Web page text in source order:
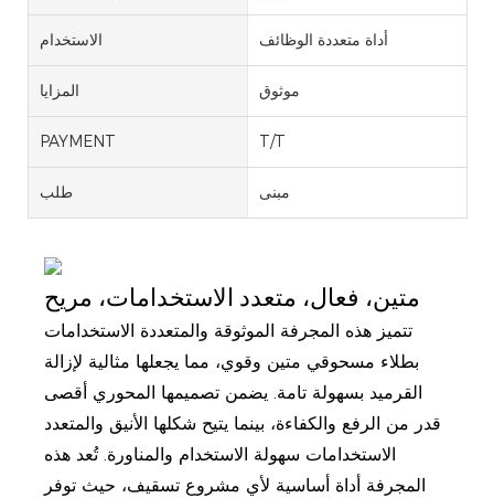
الاستخدام أداة متعددة الوظائف
المزايا موثوق
PAYMENT T/T
طلب مبنى
متين، فعال، متعدد الاستخدامات، مريح
تتميز هذه المجرفة الموثوقة والمتعددة الاستخدامات
بطلاء مسحوقي متين وقوي، مما يجعلها مثالية لإزالة
القرميد بسهولة تامة. يضمن تصميمها المحوري أقصى
قدر من الرفع والكفاءة، بينما يتيح شكلها الأنيق والمتعدد
الاستخدامات سهولة الاستخدام والمناورة. تُعد هذه
المجرفة أداة أساسية لأي مشروع تسقيف، حيث توفر